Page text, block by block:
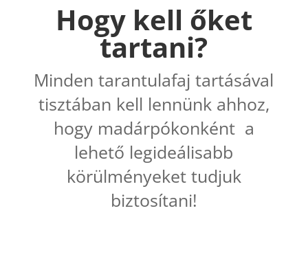
Hogy kell őket
tartani?
Minden tarantulafaj tartásával
tisztában kell lennünk ahhoz,
hogy madárpókonként a
lehető legideálisabb
körülményeket tudjuk
biztosítani!